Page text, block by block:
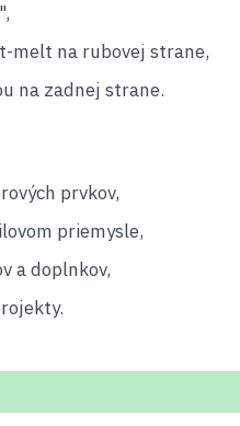
melt na rubovej strane,
na zadnej strane.
prvkov,
priemysle,
a doplnkov,